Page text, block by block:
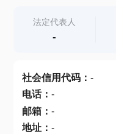
查产地
法定代表人
-
社会信用代码： -
电话： -
邮箱： -
地址： -